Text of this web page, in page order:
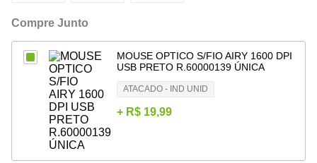
Compre Junto
MOUSE OPTICO S/FIO AIRY 1600 DPI
USB PRETO R.60000139 ÚNICA
ATACADO - IND UNID
+ R$ 19,99
6 º pincel
7º papel
8º cola
barbante
havaianas